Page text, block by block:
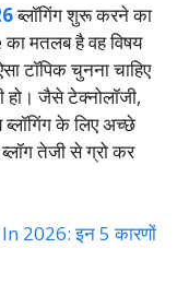
ब्लॉगिंग शुरू करने का
मतलब है वह विषय
टॉपिक चुनना चाहिए
हो। जैसे टेक्नोलॉजी,
के लिए अच्छे
तेजी से ग्रो कर
2026: इन 5 कारणों